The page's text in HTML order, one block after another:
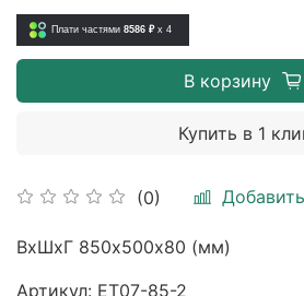
(0)
Плати частями 8586 ₽ x 4
В корзину
Купить в 1
ВхШхГ 850х500х80 (мм)
Артикул: ET07-85-2